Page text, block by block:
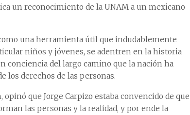
un reconocimiento de la UNAM a un mexicano
una herramienta útil que indudablemente
niños y jóvenes, se adentren en la historia
conciencia del largo camino que la nación ha
los derechos de las personas.
que Jorge Carpizo estaba convencido de que
las personas y la realidad, y por ende la